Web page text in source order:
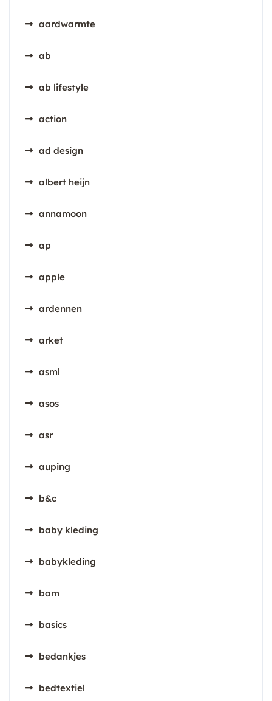
aardwarmte
ab
ab lifestyle
action
ad design
albert heijn
annamoon
ap
apple
ardennen
arket
asml
asos
asr
auping
b&c
baby kleding
babykleding
bam
basics
bedankjes
bedtextiel